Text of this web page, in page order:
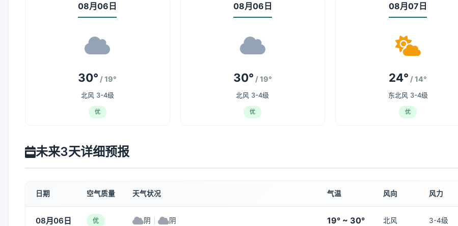
08月06日
30° / 19°
北风 3-4级
优
08月06日
30° / 19°
北风 3-4级
优
08月07日
24° / 14°
东北风 3-4级
优
未来3天详细预报
日期 空气质量 天气状况 气温 风向 风力
08月06日 优 阴 阴 19° ~ 30° 北风 3-4级